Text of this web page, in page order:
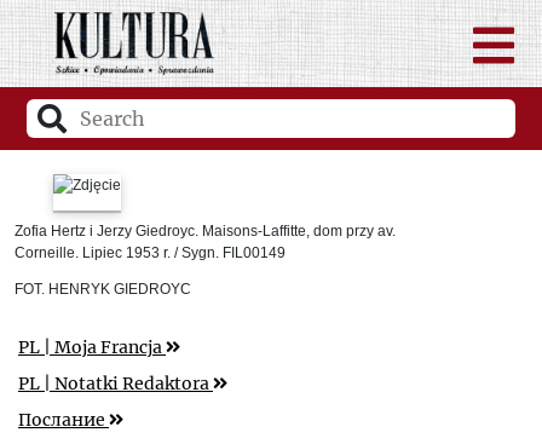
Zofia Hertz i Jerzy Giedroyc. Maisons-Laffitte, dom przy av.
Corneille. Lipiec 1953 r. / Sygn. FIL00149
FOT. HENRYK GIEDROYC
PL
| Moja Francja
PL
| Notatki Redaktora
Послание